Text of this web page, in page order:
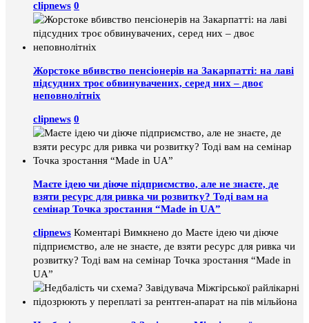
clipnews 0
Жорстоке вбивство пенсіонерів на Закарпатті: на лаві
підсудних троє обвинувачених, серед них – двоє
неповнолітніх
clipnews 0
Маєте ідею чи діюче підприємство, але не знаєте, де
взяти ресурс для ривка чи розвитку? Тоді вам на
семінар Точка зростання “Made in UA”
clipnews Коментарі Вимкнено до Маєте ідею чи діюче
підприємство, але не знаєте, де взяти ресурс для ривка чи
розвитку? Тоді вам на семінар Точка зростання “Made in
UA”